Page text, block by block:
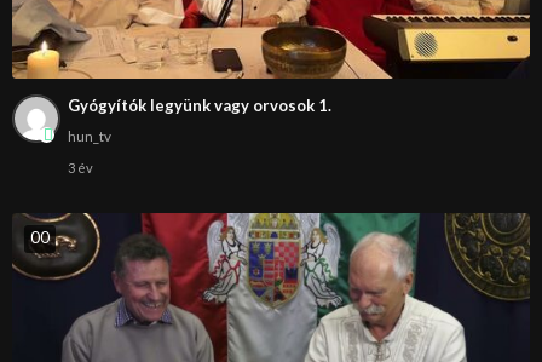
Gyógyítók legyünk vagy orvosok 1.
hun_tv
3 év
00